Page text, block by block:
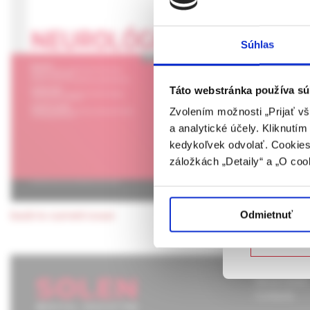
Súhlas
Táto webstránka používa
Zvolením možnosti „Prijať
a analytické účely.
kedykoľvek odvolať.
záložkách „Detaily“ a „O
Odmietnuť
Najjednoduchšie
fyziologických aj
Keywords: tremor ,
About Solen
Táto
rozumie
Potvrdením
vyššie
určené